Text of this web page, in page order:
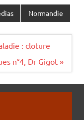
Normandie
: cloture
n°4, Dr Gigot »